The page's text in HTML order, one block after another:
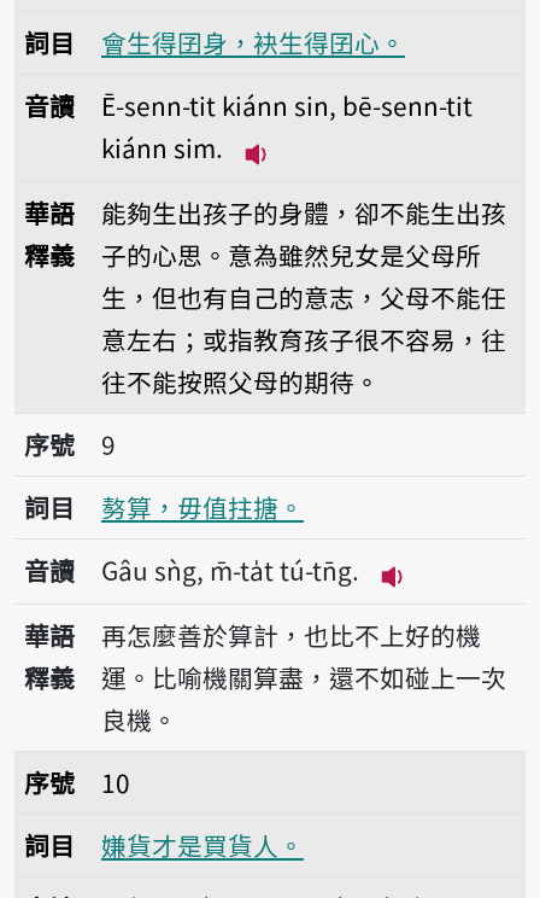
詞目
會生得囝身，袂生得囝心。
音讀
Ē-senn-tit kiánn sin, bē-senn-tit
kiánn sim.
華語
釋義
能夠生出孩子的身體，卻不能生出孩
子的心思。意為雖然兒女是父母所
生，但也有自己的意志，父母不能任
意左右；或指教育孩子很不容易，往
往不能按照父母的期待。
序號9𠢕算，毋值拄搪。
序號
9
詞目
𠢕算，毋值拄搪。
音讀
Gâu sǹg, m̄-ta̍t tú-tn̄g.
播放音讀
華語
釋義
再怎麼善於算計，也比不上好的機
運。比喻機關算盡，還不如碰上一次
良機。
序號10嫌貨才是買貨人。
序號
10
詞目
嫌貨才是買貨人。